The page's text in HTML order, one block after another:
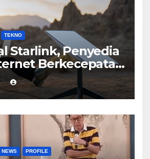
TEKNO
Starlink, Penyedia
Berkecepatan
NEWS PROFILE